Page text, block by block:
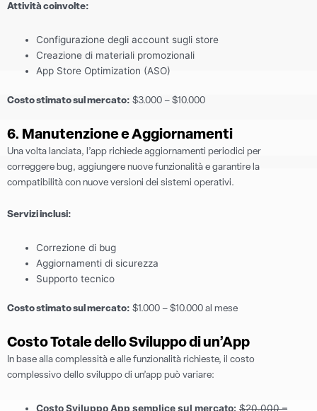
Attività coinvolte:
Configurazione degli account sugli store
Creazione di materiali promozionali
App Store Optimization (ASO)
Costo stimato sul mercato: $3.000 – $10.000
6. Manutenzione e Aggiornamenti
Una volta lanciata, l’app richiede aggiornamenti periodici per
correggere bug, aggiungere nuove funzionalità e garantire la
compatibilità con nuove versioni dei sistemi operativi.
Servizi inclusi:
Correzione di bug
Aggiornamenti di sicurezza
Supporto tecnico
Costo stimato sul mercato: $1.000 – $10.000 al mese
Costo Totale dello Sviluppo di un’App
In base alla complessità e alle funzionalità richieste, il costo
complessivo dello sviluppo di un’app può variare:
Costo Sviluppo App semplice sul mercato: $20.000 –